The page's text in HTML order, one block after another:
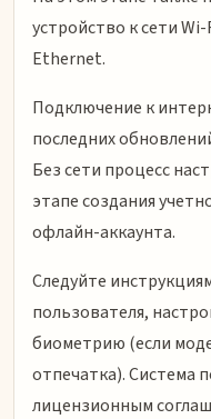
устройство к сети
Ethernet.
Подключение к
последних
Без сети процесс
этапе создания
офлайн-аккаунта.
Следуйте
пользователя,
биометрию (если
отпечатка). Система
лицензионным